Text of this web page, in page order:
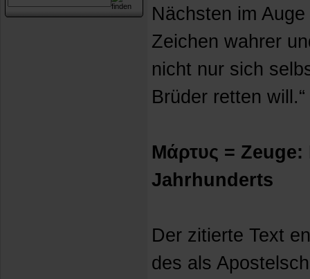
Nächsten im
Zeichen wahrer
nicht nur sich
Brüder retten will.“
Μάρτυς =
Jahrhunderts
Der zitierte Text
des als